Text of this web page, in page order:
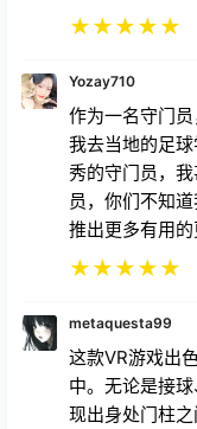
★★★★★
Yozay710
作为一名守门
我去当地的足
秀的守门员，
员，你们不知
推出更多有用的
★★★★★
metaquesta99
这款VR游戏出
中。无论是接
现出身处门柱